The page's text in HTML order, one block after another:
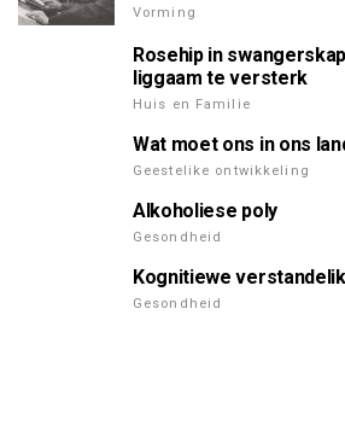
Vorming
Rosehip in
liggaam te versterk
Huis en Familie
Wat moet ons in ons
Geestelike ontwikkeling
Alkoholiese poly
Gesondheid
Kognitiewe
Gesondheid